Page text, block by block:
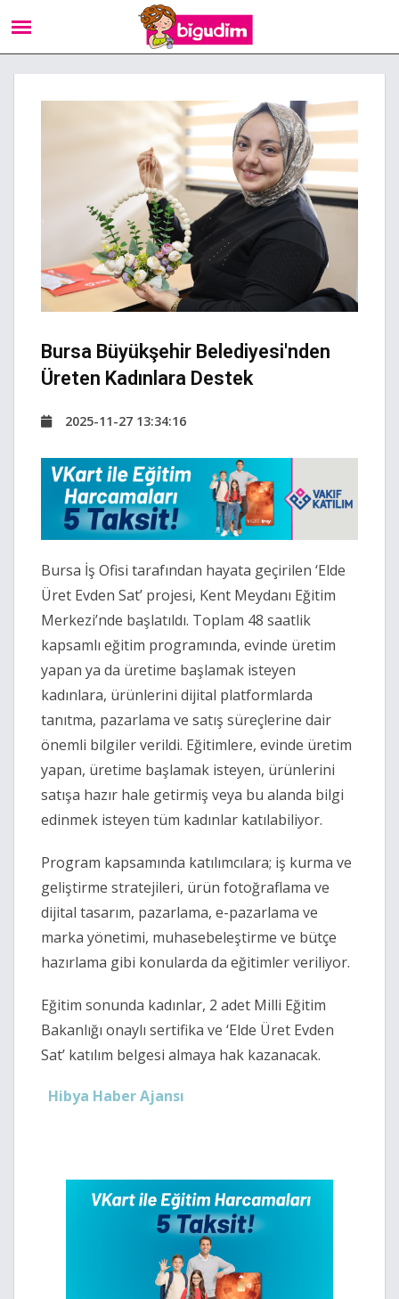
Bursa Büyükşehir Belediyesi'nden
Üreten Kadınlara Destek
2025-11-27 13:34:16
Bursa İş Ofisi tarafından hayata geçirilen ‘Elde
Üret Evden Sat’ projesi, Kent Meydanı Eğitim
Merkezi’nde başlatıldı. Toplam 48 saatlik
kapsamlı eğitim programında, evinde üretim
yapan ya da üretime başlamak isteyen
kadınlara, ürünlerini dijital platformlarda
tanıtma, pazarlama ve satış süreçlerine dair
önemli bilgiler verildi. Eğitimlere, evinde üretim
yapan, üretime başlamak isteyen, ürünlerini
satışa hazır hale getirmiş veya bu alanda bilgi
edinmek isteyen tüm kadınlar katılabiliyor.
Program kapsamında katılımcılara; iş kurma ve
geliştirme stratejileri, ürün fotoğraflama ve
dijital tasarım, pazarlama, e-pazarlama ve
marka yönetimi, muhasebeleştirme ve bütçe
hazırlama gibi konularda da eğitimler veriliyor.
Eğitim sonunda kadınlar, 2 adet Milli Eğitim
Bakanlığı onaylı sertifika ve ‘Elde Üret Evden
Sat’ katılım belgesi almaya hak kazanacak.
Hibya Haber Ajansı